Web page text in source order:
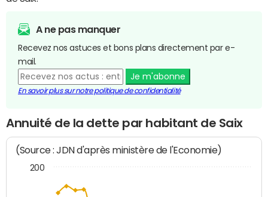
A ne pas manquer
Recevez nos astuces et bons plans directement par e-
mail.
Je m'abonne
En savoir plus sur notre politique de confidentialité
Annuité de la dette par habitant de Saix
(Source : JDN d'après ministère de l'Economie)
200